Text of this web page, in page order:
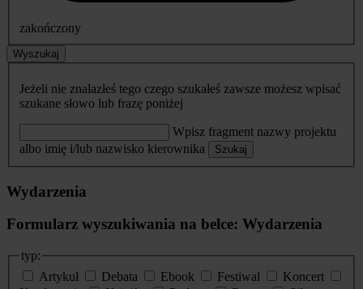
zakończony
Wyszukaj
Jeżeli nie znalazłeś tego czego szukałeś zawsze możesz wpisać
szukane słowo lub frazę poniżej
Wpisz fragment nazwy projektu
albo imię i/lub nazwisko kierownika
Szukaj
Wydarzenia
Formularz wyszukiwania na belce: Wydarzenia
typ:
Artykuł
Debata Ebook Festiwal
Koncert